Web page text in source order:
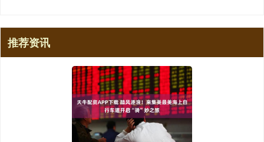
推荐资讯